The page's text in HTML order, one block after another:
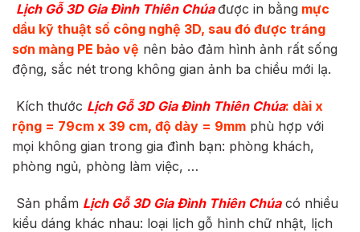
Lịch Gỗ 3D Gia Đình Thiên Chúa được in bằng mực
dầu kỹ thuật số công nghệ 3D, sau đó được tráng
sơn màng PE bảo vệ nên bảo đảm hình ảnh rất sống
động, sắc nét trong không gian ảnh ba chiều mới lạ.
Kích thước Lịch Gỗ 3D Gia Đình Thiên Chúa: dài x
rộng = 79cm x 39 cm, độ dày = 9mm phù hợp với
mọi không gian trong gia đình bạn: phòng khách,
phòng ngủ, phòng làm việc, …
Sản phẩm Lịch Gỗ 3D Gia Đình Thiên Chúacó nhiều
kiểu dáng khác nhau: loại lịch gỗ hình chữ nhật, lịch